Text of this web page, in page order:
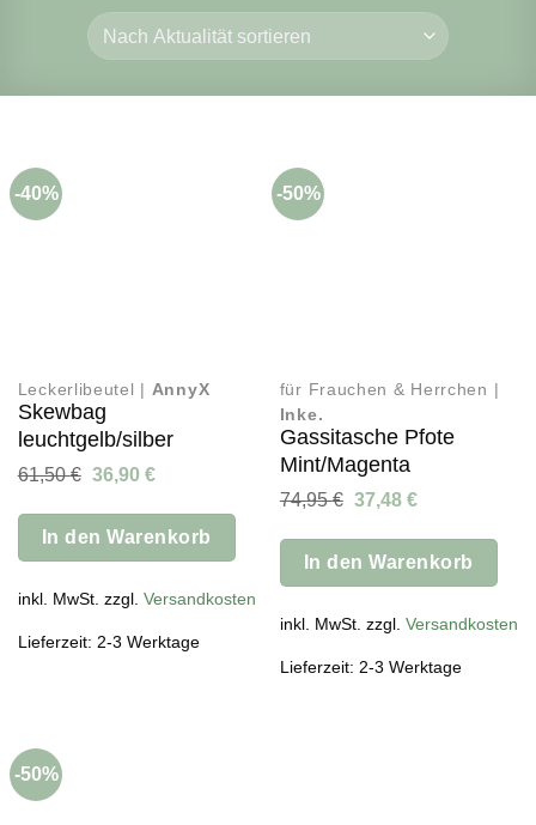
-40%
Leckerlibeutel | AnnyX
Skewbag
leuchtgelb/silber
61,50€ Ursprünglicher
war:
61,50 €
36,90 €Aktueller
ist:
36,90 €.
In den Warenkorb
inkl. MwSt. zzgl. Versandkosten
Lieferzeit: 2-3 Werktage
-50%
für Frauchen & Herrchen |
Inke.
Gassitasche Pfote
Mint/Magenta
74,95€ Ursprünglicher
war:
74,95 €
37,48 €Aktueller
ist:
37,48 €.
In den Warenkorb
inkl. MwSt. zzgl. Versandkosten
Lieferzeit: 2-3 Werktage
-50%